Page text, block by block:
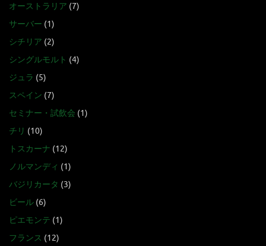
オーストラリア (7)
サーバー (1)
シチリア (2)
シングルモルト (4)
ジュラ (5)
スペイン (7)
セミナー・試飲会 (1)
チリ (10)
トスカーナ (12)
ノルマンディ (1)
バジリカータ (3)
ビール (6)
ピエモンテ (1)
フランス (12)